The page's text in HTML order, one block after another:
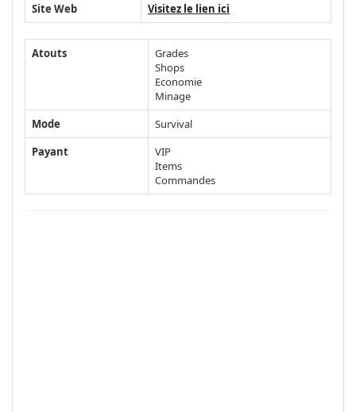
Site Web
Visitez le lien ici
Atouts
Grades
Shops
Economie
Minage
Mode
Survival
Payant
VIP
Items
Commandes